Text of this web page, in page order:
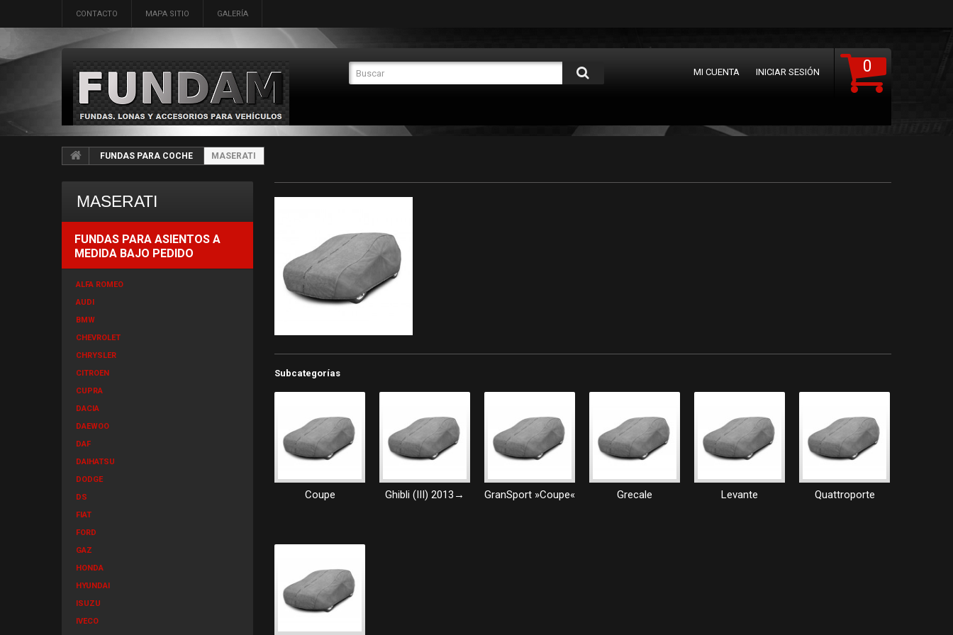
CONTACTO MAPA SITIO GALERÍA
0
MI CUENTA INICIAR SESIÓN
FUNDAS PARA COCHE MASERATI
MASERATI
FUNDAS PARA ASIENTOS A
MEDIDA BAJO PEDIDO
ALFA ROMEO
AUDI
BMW
CHEVROLET
CHRYSLER
CITROEN
CUPRA
DACIA
DAEWOO
DAF
DAIHATSU
DODGE
DS
FIAT
FORD
GAZ
HONDA
HYUNDAI
ISUZU
IVECO
Subcategorías
Coupe Ghibli (III) 2013→ GranSport »Coupe« Grecale Levante Quattroporte